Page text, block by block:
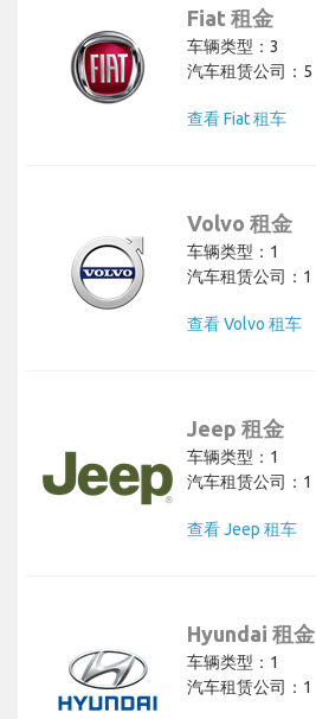
Fiat 租金
车辆类型：3
汽车租赁公司：5
查看 Fiat 租车
Volvo 租金
车辆类型：1
汽车租赁公司：1
查看 Volvo 租车
Jeep 租金
车辆类型：1
汽车租赁公司：1
查看 Jeep 租车
Hyundai 租金
车辆类型：1
汽车租赁公司：1